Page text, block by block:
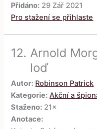
Přidáno: 29 Zář 2021
Pro stažení se přihlaste
12. Arnold
loď
Autor: Robinson Patrick
Kategorie: Akční a
Staženo: 21×
Anotace: